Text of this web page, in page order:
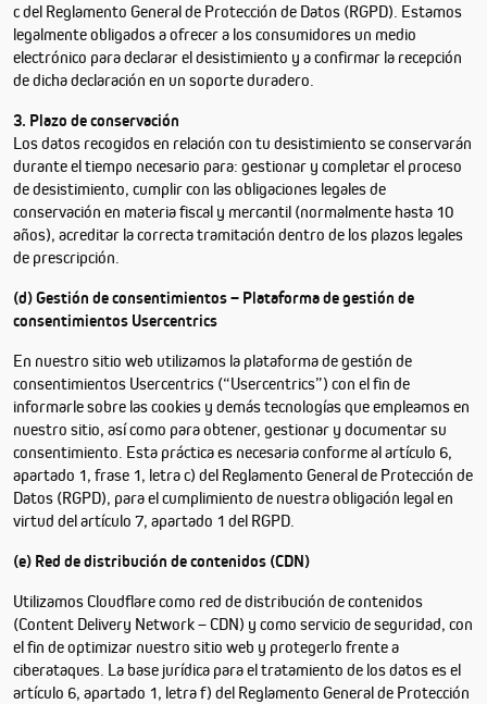
c del Reglamento General de Protección de Datos (RGPD). Estamos
legalmente obligados a ofrecer a los consumidores un medio
electrónico para declarar el desistimiento y a confirmar la recepción
de dicha declaración en un soporte duradero.
3. Plazo de conservación
Los datos recogidos en relación con tu desistimiento se conservarán
durante el tiempo necesario para: gestionar y completar el proceso
de desistimiento, cumplir con las obligaciones legales de
conservación en materia fiscal y mercantil (normalmente hasta 10
años), acreditar la correcta tramitación dentro de los plazos legales
de prescripción.
(d) Gestión de consentimientos – Plataforma de gestión de
consentimientos Usercentrics
En nuestro sitio web utilizamos la plataforma de gestión de
consentimientos Usercentrics (“Usercentrics”) con el fin de
informarle sobre las cookies y demás tecnologías que empleamos en
nuestro sitio, así como para obtener, gestionar y documentar su
consentimiento. Esta práctica es necesaria conforme al artículo 6,
apartado 1, frase 1, letra c) del Reglamento General de Protección de
Datos (RGPD), para el cumplimiento de nuestra obligación legal en
virtud del artículo 7, apartado 1 del RGPD.
(e) Red de distribución de contenidos (CDN)
Utilizamos Cloudflare como red de distribución de contenidos
(Content Delivery Network – CDN) y como servicio de seguridad, con
el fin de optimizar nuestro sitio web y protegerlo frente a
ciberataques. La base jurídica para el tratamiento de los datos es el
artículo 6, apartado 1, letra f) del Reglamento General de Protección